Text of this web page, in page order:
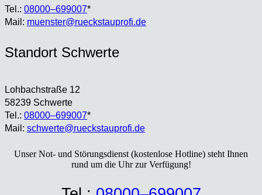
Tel.: 08000–699007*
Mail: muenster@rueckstauprofi.de
Stand­ort Schwer­te
Loh­bach­stra­ße 12
58239 Schwer­te
Tel.: 08000–699007*
Mail: schwerte@rueckstauprofi.de
Unser Not- und Stö­rungs­dienst (kos­ten­lo­se Hot­line) steht Ihnen
rund um die Uhr zur Ver­fü­gung!